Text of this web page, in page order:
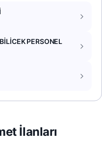
PERSONEL
İlanları